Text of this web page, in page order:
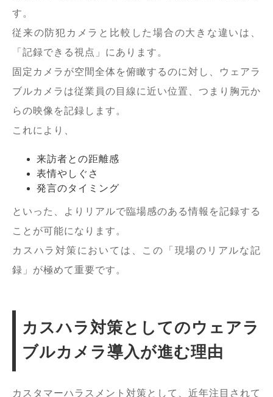
す。
従来の防犯カメラと比較した場合の大きな違いは、
「記録できる視点」にあります。
固定カメラが空間全体を俯瞰するのに対し、ウェアラ
ブルカメラは従業員の目線に近い位置、つまり胸元か
らの映像を記録します。
これにより、
来訪者との距離感
表情やしぐさ
発言のタイミング
といった、よりリアルで臨場感のある情報を記録する
ことが可能になります。
カスハラ対策においては、この「現場のリアルな記
録」が極めて重要です。
カスハラ対策としてのウェアラ
ブルカメラ導入が進む理由
カスタマーハラスメント対策として、近年注目されて